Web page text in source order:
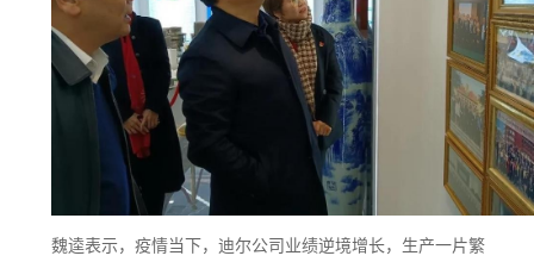
魏逵表示，疫情当下，迪尔公司业绩逆境增长，生产一片繁